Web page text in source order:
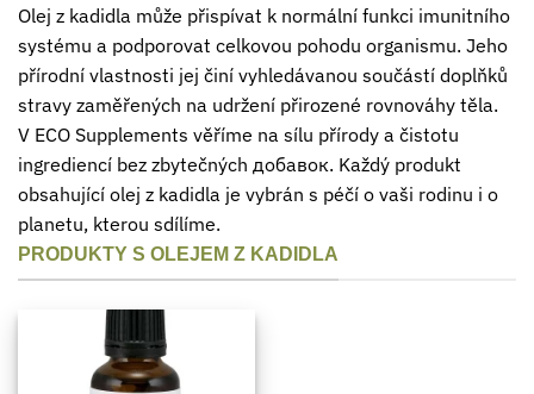
Olej z kadidla může přispívat k normální funkci imunitního
systému a podporovat celkovou pohodu organismu. Jeho
přírodní vlastnosti jej činí vyhledávanou součástí doplňků
stravy zaměřených na udržení přirozené rovnováhy těla.
V ECO Supplements věříme na sílu přírody a čistotu
ingrediencí bez zbytečných добавок. Každý produkt
obsahující olej z kadidla je vybrán s péčí o vaši rodinu i o
planetu, kterou sdílíme.
PRODUKTY S OLEJEM Z KADIDLA